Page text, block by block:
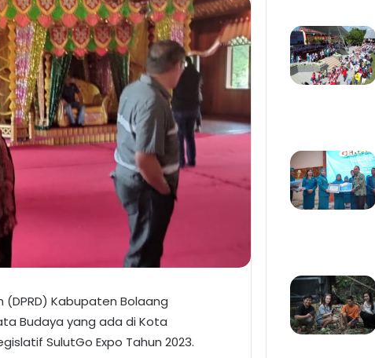
(DPRD) Kabupaten Bolaang
Budaya yang ada di Kota
SulutGo Expo Tahun 2023.